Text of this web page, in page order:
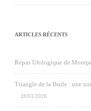
ARTICLES RÉCENTS
Repas Ufologique de
Triangle de la Burle : une
28/03/2026